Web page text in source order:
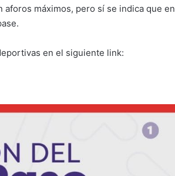
máximos, pero sí se indica que en
en el siguiente link: